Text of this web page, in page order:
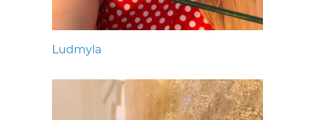
Ludmyla